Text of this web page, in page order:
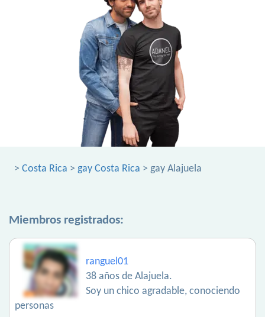
> Costa Rica > gay Costa Rica > gay Alajuela
Miembros registrados:
ranguel01
38 años de Alajuela.
Soy un chico agradable, conociendo
personas